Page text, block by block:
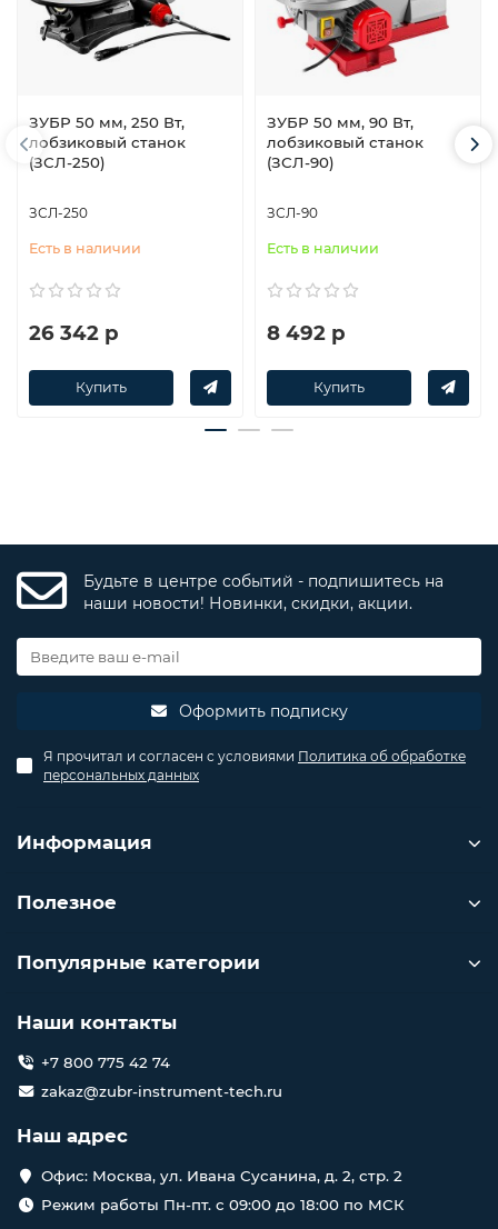
ЗУБР 50 мм, 250 Вт,
лобзиковый станок
(ЗСЛ-250)
ЗСЛ-250
Есть в наличии
26 342 р
Купить
ЗУБР 50 мм, 90 Вт,
лобзиковый станок
(ЗСЛ-90)
ЗСЛ-90
Есть в наличии
8 492 р
Купить
Будьте в центре событий - подпишитесь на
наши новости! Новинки, скидки, акции.
Оформить подписку
Я прочитал и согласен с условиями Политика об обработке
персональных данных
Информация
Полезное
Популярные категории
Наши контакты
+7 800 775 42 74
zakaz@zubr-instrument-tech.ru
Наш адрес
Офис: Москва, ул. Ивана Сусанина, д. 2, стр. 2
Режим работы Пн-пт. с 09:00 до 18:00 по МСК